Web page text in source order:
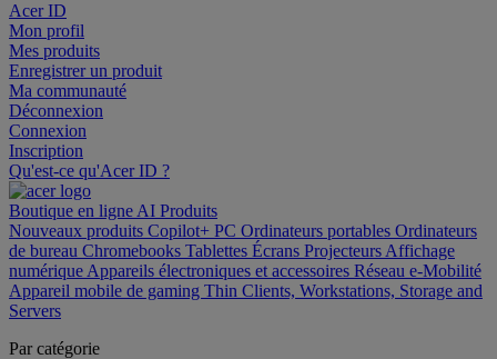
Acer ID
Mon profil
Mes produits
Enregistrer un produit
Ma communauté
Déconnexion
Connexion
Inscription
Qu'est-ce qu'Acer ID ?
Boutique en ligne AI Produits
Nouveaux produits Copilot+ PC Ordinateurs portables Ordinateurs
de bureau Chromebooks Tablettes Écrans Projecteurs Affichage
numérique Appareils électroniques et accessoires Réseau e-Mobilité
Appareil mobile de gaming Thin Clients, Workstations, Storage and
Servers
Par catégorie